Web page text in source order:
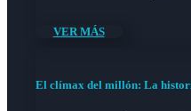
VER MÁS
El clímax del millón: La